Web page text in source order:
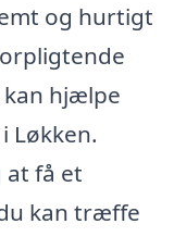
og hurtigt
hjælpe
Løkken.
få et
kan træffe